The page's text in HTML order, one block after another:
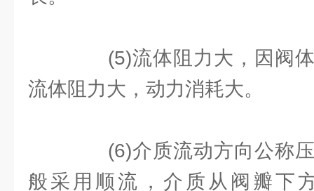
(5)流体阻力大，因阀体
流体阻力大，动力消耗大。
(6)介质流动方向公称压
般采用顺流，介质从阀瓣下